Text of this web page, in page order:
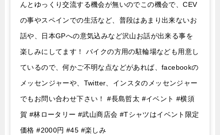
んとゆっくり交流する機会が無いのでこの機会で、CEV
の事やスペインでの生活など、普段はあまり出来ないお
話や、日本GPへの意気込みなど沢山お話が出来る事を
楽しみにしてます！ バイクの方用の駐輪場なども用意し
ているので、何かご不明な点などがあれば、facebookの
メッセンジャーや、Twitter、インスタのメッセンジャー
でもお問い合わせ下さい！ #長島哲太 #イベント #横須
賀 #林ロータリー #武山商店会 #Tシャツはイベント限定
価格 #2000円 #45 #楽しみ